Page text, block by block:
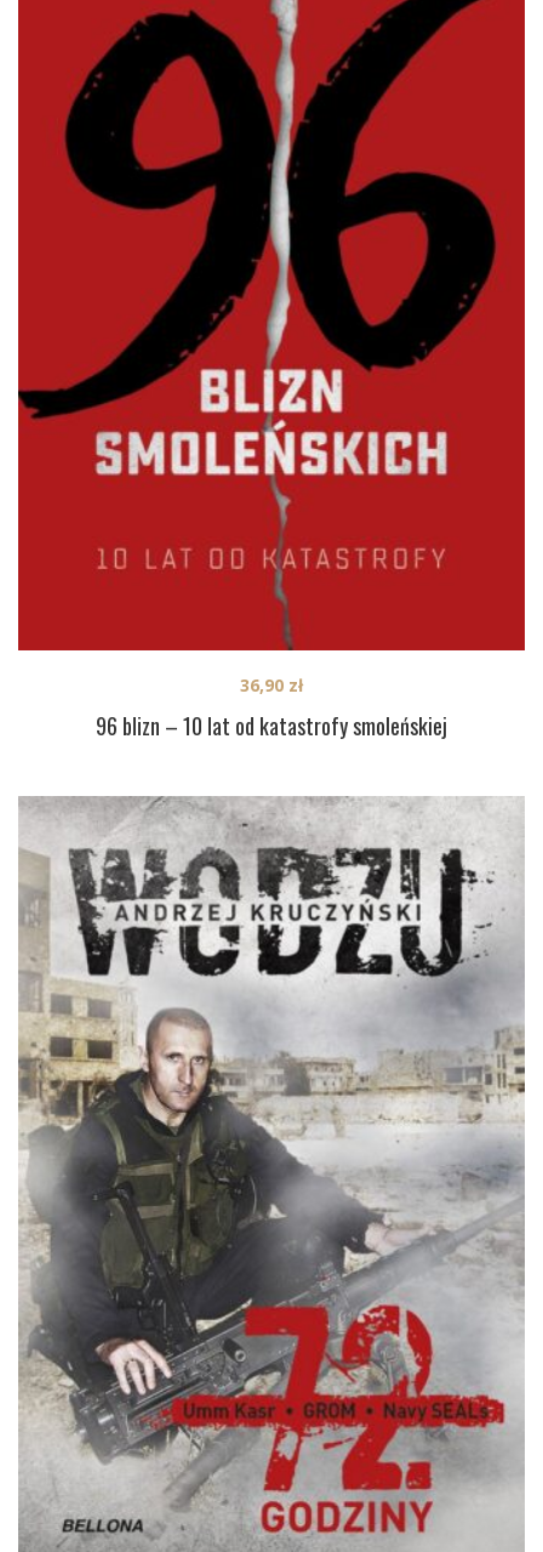
96 blizn – 10 lat od katastrofy smoleńskiej
36,90 zł